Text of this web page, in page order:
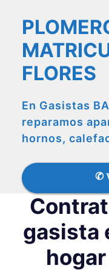
FLORES
En Gasistas
reparamos
hornos,
✆
gasista